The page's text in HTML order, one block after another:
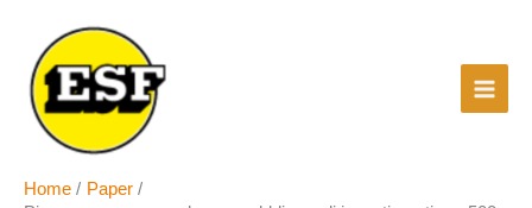
contenuto
Home
Paper